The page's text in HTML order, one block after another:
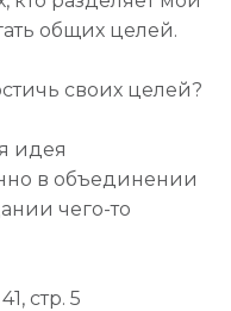
общих целей.
своих целей?
идея
в объединении
чего-то
стр. 5